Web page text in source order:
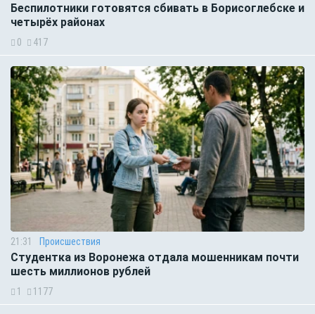
Беспилотники готовятся сбивать в Борисоглебске и
четырёх районах
0 417
21:31 Происшествия
Студентка из Воронежа отдала мошенникам почти
шесть миллионов рублей
1 1177